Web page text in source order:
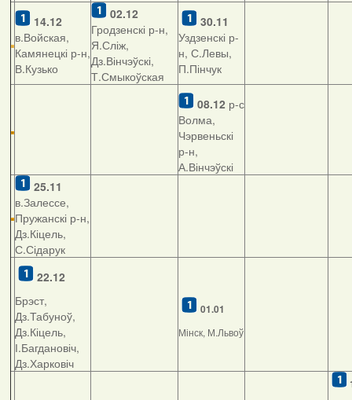
14.12
в.Войская,
Камянецкі р-н,
В.Кузько
02.12
Гродзенскі р-н,
Я.Сліж,
Дз.Вінчэўскі,
Т.Смыкоўская
30.11
Уздзенскі р-
н, С.Левы,
П.Пінчук
08.12 р-с
Волма,
Чэрвеньскі
р-н,
А.Вінчэўскі
25.11
в.Залессе,
Пружанскі р-н,
Дз.Кіцель,
С.Сідарук
22.12
Брэст,
Дз.Табуноў,
Дз.Кіцель,
І.Багдановіч,
Дз.Харковіч
01.01
Мінск, М.Львоў